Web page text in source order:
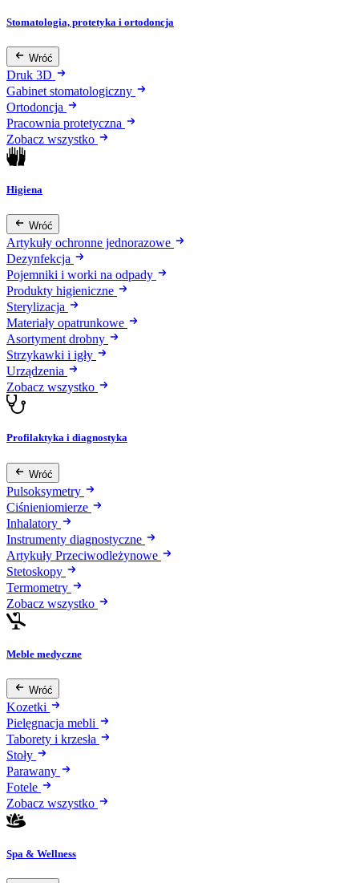
Stomatologia, protetyka i ortodoncja
Wróć
Druk 3D
Gabinet stomatologiczny
Ortodoncja
Pracownia protetyczna
Zobacz wszystko
Higiena
Wróć
Artykuły ochronne jednorazowe
Dezynfekcja
Pojemniki i worki na odpady
Produkty higieniczne
Sterylizacja
Materiały opatrunkowe
Asortyment drobny
Strzykawki i igły
Urządzenia
Zobacz wszystko
Profilaktyka i diagnostyka
Wróć
Pulsoksymetry
Ciśnieniomierze
Inhalatory
Instrumenty diagnostyczne
Artykuły Przeciwodleżynowe
Stetoskopy
Termometry
Zobacz wszystko
Meble medyczne
Wróć
Kozetki
Pielęgnacja mebli
Taborety i krzesła
Stoły
Parawany
Fotele
Zobacz wszystko
Spa & Wellness